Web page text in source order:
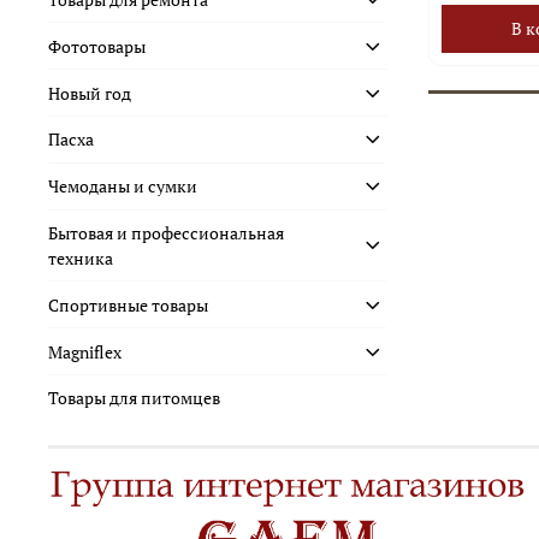
В
Фототовары
Новый год
Пасха
Чемоданы и сумки
Бытовая и профессиональная
техника
Спортивные товары
Magniflex
Товары для питомцев